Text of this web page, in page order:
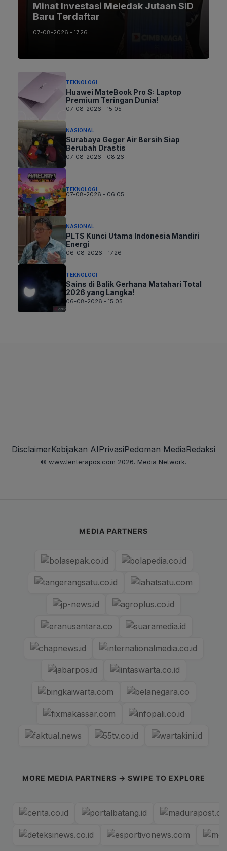
Minat Investasi Meledak Jutaan SID
Baru Terdaftar
07-08-2026 - 17.26
TEKNOLOGI
Huawei MateBook Pro S: Laptop
Premium Teringan Dunia!
07-08-2026 - 15.05
NASIONAL
Surabaya Geger Air Bersih Siap
Berubah Drastis
07-08-2026 - 08.26
TEKNOLOGI
07-08-2026 - 06.05
NASIONAL
PLTS Kunci Utama Indonesia Mandiri
Energi
06-08-2026 - 17.26
TEKNOLOGI
Sains di Balik Gerhana Matahari Total
2026 yang Langka!
06-08-2026 - 15.05
DisclaimerKebijakan AIPrivasiPedoman MediaRedaksi
© www.lenterapos.com 2026. Media Network.
MEDIA PARTNERS
MORE MEDIA PARTNERS → SWIPE TO EXPLORE